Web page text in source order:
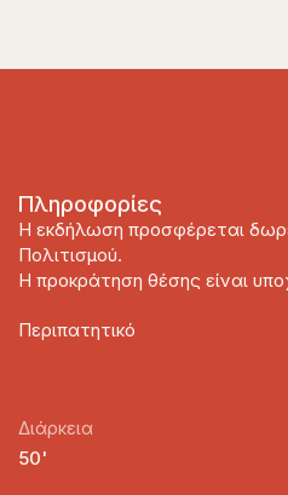
Πληροφορίες
Η εκδήλωση προσφέρεται
Πολιτισμού.
Η προκράτηση θέσης είναι
Περιπατητικό
Διάρκεια
50'